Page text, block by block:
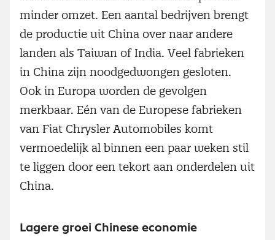
minder omzet. Een aantal bedrijven brengt
de productie uit China over naar andere
landen als Taiwan of India. Veel fabrieken
in China zijn noodgedwongen gesloten.
Ook in Europa worden de gevolgen
merkbaar. Eén van de Europese fabrieken
van Fiat Chrysler Automobiles komt
vermoedelijk al binnen een paar weken stil
te liggen door een tekort aan onderdelen uit
China.
Lagere groei Chinese economie